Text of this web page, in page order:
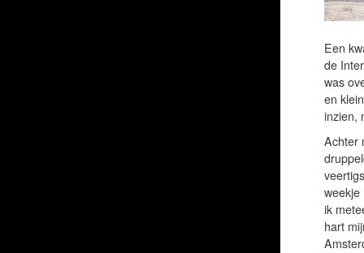
Een
de
was
en
inzien,
Achter
weekje
ik
hart